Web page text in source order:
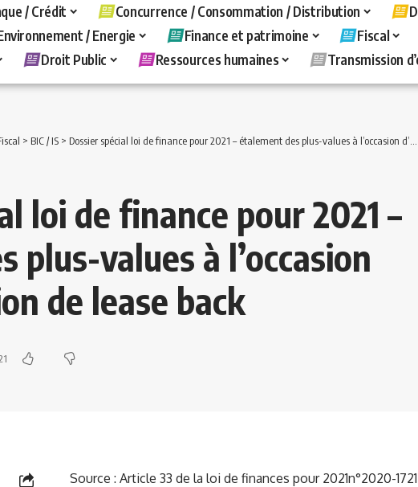
/ Crédit Concurrence / Consommation / Distribution
/ Energie Finance et patrimoine Fiscal
Droit Public Ressources humaines Transmission
> BIC / IS > Dossier spécial loi de finance pour 2021 – étalement des plus-values à l’occasion d’une opération de lease back
loi de finance pour 2021 –
plus-values à l’occasion
de lease back
Source : Article 33 de la loi de finances pour 2021n°2020-1721